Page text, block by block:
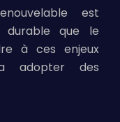
est
durable que le
à ces enjeux
adopter des